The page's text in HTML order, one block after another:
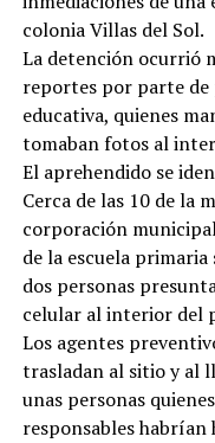
colonia Villas del Sol.
La detención ocurrió
reportes por parte
educativa, quienes
tomaban fotos al
El aprehendido se
Cerca de las 10 de la
corporación
de la escuela
dos personas
celular al interior del
Los agentes
trasladan al sitio y al
unas personas
responsables